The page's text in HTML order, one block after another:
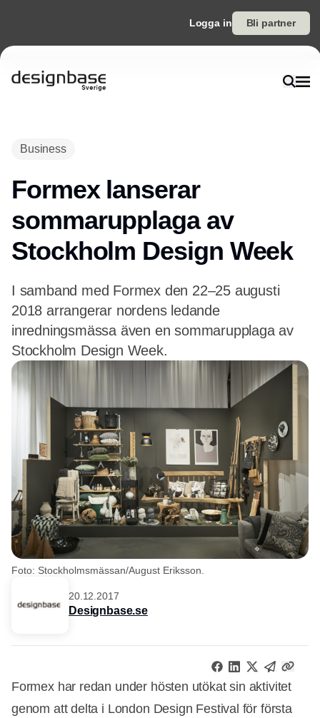
Logga in Bli partner
Business
Formex lanserar
sommarupplaga av
Stockholm Design Week
I samband med Formex den 22–25 augusti
2018 arrangerar nordens ledande
inredningsmässa även en sommarupplaga av
Stockholm Design Week.
Foto: Stockholmsmässan/August Eriksson.
20.12.2017
Designbase.se
Formex har redan under hösten utökat sin aktivitet
genom att delta i London Design Festival för första